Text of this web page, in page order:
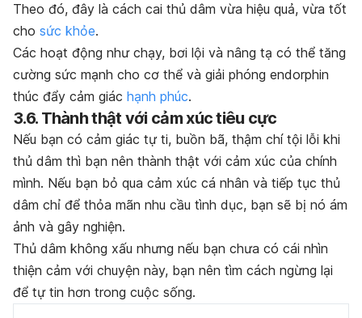
Theo đó, đây là cách cai thủ dâm vừa hiệu quả, vừa tốt
cho sức khỏe.
Các hoạt động như chạy, bơi lội và nâng tạ có thể tăng
cường sức mạnh cho cơ thể và giải phóng endorphin
thúc đẩy cảm giác hạnh phúc.
3.6. Thành thật với cảm xúc tiêu cực
Nếu bạn có cảm giác tự ti, buồn bã, thậm chí tội lỗi khi
thủ dâm thì bạn nên thành thật với cảm xúc của chính
mình. Nếu bạn bỏ qua cảm xúc cá nhân và tiếp tục thủ
dâm chỉ để thỏa mãn nhu cầu tình dục, bạn sẽ bị nó ám
ảnh và gây nghiện.
Thủ dâm không xấu nhưng nếu bạn chưa có cái nhìn
thiện cảm với chuyện này, bạn nên tìm cách ngừng lại
để tự tin hơn trong cuộc sống.